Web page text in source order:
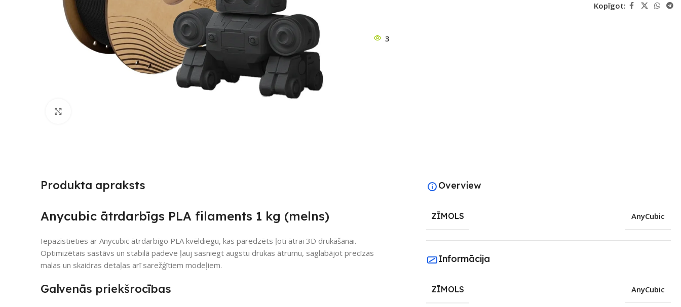
Kopīgot:
3
Produkta apraksts
Anycubic ātrdarbīgs PLA filaments 1 kg (melns)
Iepazīstieties ar Anycubic ātrdarbīgo PLA kvēldiegu, kas paredzēts ļoti ātrai 3D drukāšanai.
Optimizētais sastāvs un stabilā padeve ļauj sasniegt augstu drukas ātrumu, saglabājot precīzas
malas un skaidras detaļas arī sarežģītiem modeļiem.
Galvenās priekšrocības
Overview
ZĪMOLS AnyCubic
Informācija
ZĪMOLS AnyCubic